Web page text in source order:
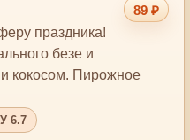
89 ₽
праздника!
безе и
кокосом. Пирожное
6.7